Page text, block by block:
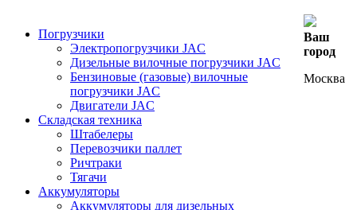
Погрузчики
Электропогрузчики JAC
Дизельные вилочные погрузчики JAC
Бензиновые (газовые) вилочные
погрузчики JAC
Двигатели JAC
Складская техника
Штабелеры
Перевозчики паллет
Ричтраки
Тягачи
Аккумуляторы
Аккумуляторы для дизельных
Ваш
город
Москва